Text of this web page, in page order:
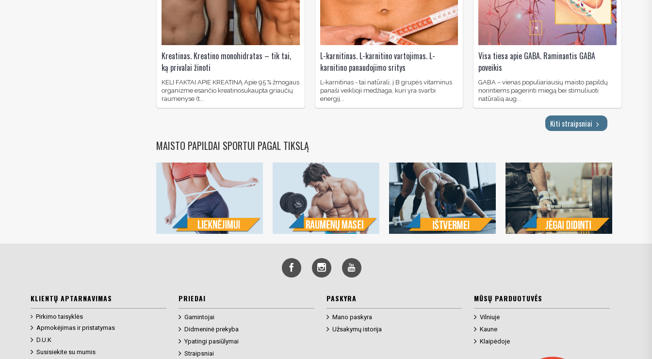
Kreatinas. Kreatino monohidratas – tik tai,
ką privalai žinoti
KELI FAKTAI APIE KREATINĄ Apie 95 % žmogaus
organizme esančio kreatinosukaupta griaučių
raumenyse (t...
L-karnitinas. L-karnitino vartojimas. L-
karnitino panaudojimo sritys
L-karnitinas - tai natūrali, į B grupės vitaminus
panaši veiklioji medžiaga, kuri yra svarbi
energij...
Visa tiesa apie GABA. Raminantis GABA
poveikis
GABA – vienas populiariausių maisto papildų
norintiems pagerinti miegą bei stimuliuoti
natūralią aug...
Kiti straipsniai
MAISTO PAPILDAI SPORTUI PAGAL TIKSLĄ
KLIENTŲ APTARNAVIMAS
Pirkimo taisyklės
Apmokėjimas ir pristatymas
D.U.K
Susisiekite su mumis
PRIEDAI
Gamintojai
Didmeninė prekyba
Ypatingi pasiūlymai
Straipsniai
PASKYRA
Mano paskyra
Užsakymų istorija
MŪSŲ PARDUOTUVĖS
Vilniuje
Kaune
Klaipėdoje